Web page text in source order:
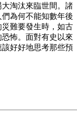
淘汰來臨世間。諸
為何不能知數年後
難要發生時，如古
怖。面對有史以來
好好地思考那些預